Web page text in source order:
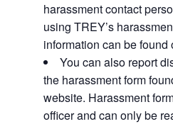
harassment contact
using TREY’s
information can be found
You can also report
the harassment form
website. Harassment
officer and can only be